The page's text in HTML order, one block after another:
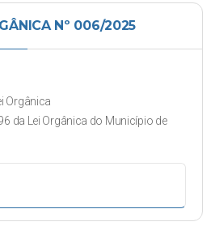
Nº 006/2025
Orgânica
da Lei Orgânica do Município de